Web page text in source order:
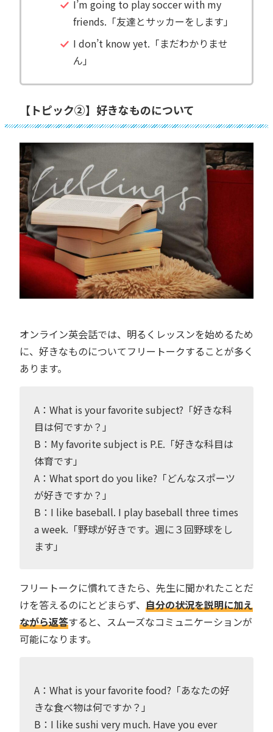
I’m going to play soccer with my
friends.「友達とサッカーをします」
I don’t know yet.「まだわかりませ
ん」
【トピック②】好きなものについて
オンライン英会話では、明るくレッスンを始めるため
に、好きなものについてフリートークすることが多く
あります。
A：What is your favorite subject?「好きな科
目は何ですか？」
B：My favorite subject is P.E.「好きな科目は
体育です」
A：What sport do you like?「どんなスポーツ
が好きですか？」
B：I like baseball. I play baseball three times
a week.「野球が好きです。週に３回野球をし
ます」
フリートークに慣れてきたら、先生に聞かれたことだ
けを答えるのにとどまらず、 自分の状況を説明に加え
ながら返答すると、スムーズなコミュニケーションが
可能になります。
A：What is your favorite food?「あなたの好
きな食べ物は何ですか？」
B：I like sushi very much. Have you ever